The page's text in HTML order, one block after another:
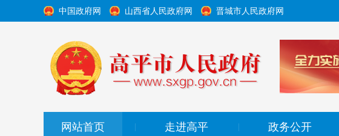
中国政府网 山西省人民政府网 晋城市人民政府网
网站首页 走进高平 政务公开